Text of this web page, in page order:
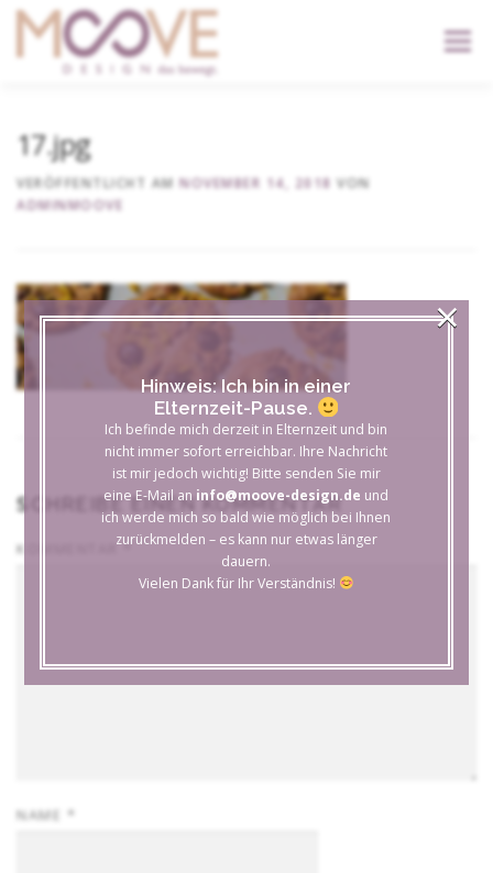
content
Menü
KONTAKT
17.jpg
VERÖFFENTLICHT AM NOVEMBER 14, 2018 VON
ADMINMOOVE
SCHREIBE EINEN KOMMENTAR
KOMMENTAR*
NAME *
Hinweis: Ich bin in einer
Elternzeit-Pause.
Ich befinde mich derzeit in Elternzeit und bin
nicht immer sofort erreichbar. Ihre Nachricht
ist mir jedoch wichtig! Bitte senden Sie mir
eine E-Mail an info@moove-design.de und
ich werde mich so bald wie möglich bei Ihnen
zurückmelden – es kann nur etwas länger
dauern.
Vielen Dank für Ihr Verständnis!
×